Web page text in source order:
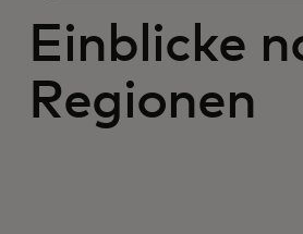
Einblicke
Regionen